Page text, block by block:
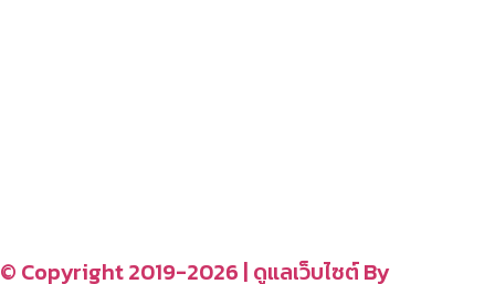
© Copyright 2019-2026 | ดูแลเว็บไซต์ By